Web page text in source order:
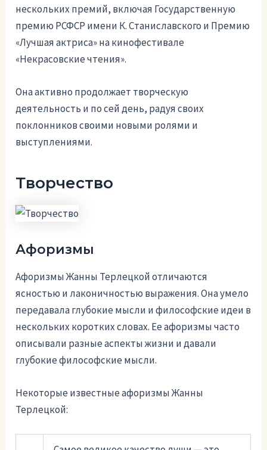
нескольких премий, включая Государственную
премию РСФСР имени К. Станиславского и Премию
«Лучшая актриса» на кинофестивале
«Некрасовские чтения».
Она активно продолжает творческую
деятельность и по сей день, радуя своих
поклонников своими новыми ролями и
выступлениями.
Творчество
Афоризмы
Афоризмы Жанны Терлецкой отличаются
ясностью и лаконичностью выражения. Она умело
передавала глубокие мысли и философские идеи в
нескольких коротких словах. Ее афоризмы часто
описывали разные аспекты жизни и давали
глубокие философские мысли.
Некоторые известные афоризмы Жанны
Терлецкой: